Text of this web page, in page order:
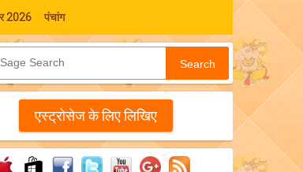
2026 पंचांग
Search
एस्‍ट्रोसेज के लिए लिखिए